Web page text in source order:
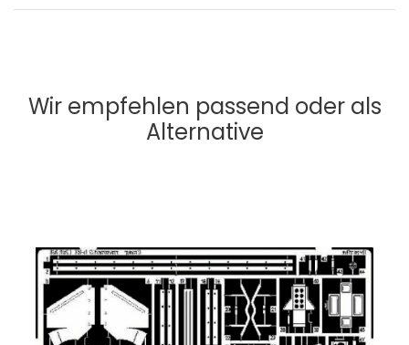
Wir empfehlen passend oder als
Alternative